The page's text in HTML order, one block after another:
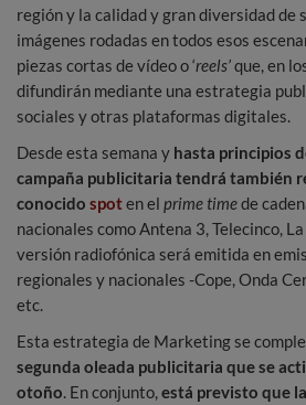
región y la calidad y gran diversidad de
imágenes rodadas en todos esos
piezas cortas de vídeo o ‘reels’que, en
difundirán mediante una estrategia
sociales y otras plataformas digitales.
Desde esta semana y hasta principios
campaña publicitaria tendrá también
conocido spoten el prime timede
nacionales como Antena 3, Telecinco,
versión radiofónica será emitida en
regionales y nacionales -Cope, Onda
etc.
Esta estrategia de Marketing se
segunda oleada publicitaria que se
otoño. En conjunto,está previsto que